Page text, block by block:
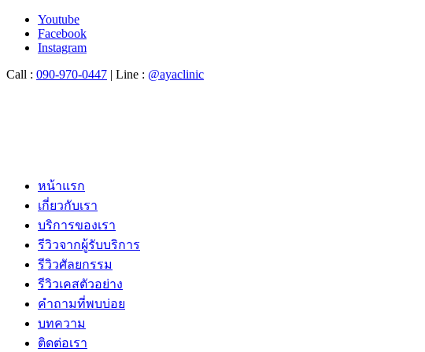
Youtube
Facebook
Instagram
Call : 090-970-0447 | Line : @ayaclinic
หน้าแรก
เกี่ยวกับเรา
บริการของเรา
รีวิวจากผู้รับบริการ
รีวิวศัลยกรรม
รีวิวเคสตัวอย่าง
คำถามที่พบบ่อย
บทความ
ติดต่อเรา